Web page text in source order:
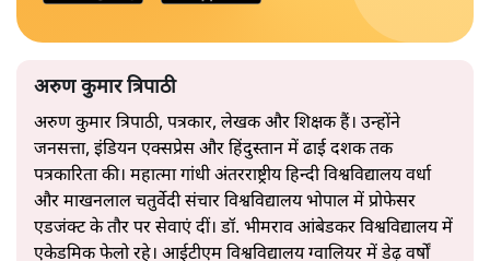
अरुण कुमार त्रिपाठी
अरुण कुमार त्रिपाठी, पत्रकार, लेखक और शिक्षक हैं। उन्होंने
जनसत्ता, इंडियन एक्सप्रेस और हिंदुस्तान में ढाई दशक तक
पत्रकारिता की। महात्मा गांधी अंतरराष्ट्रीय हिन्दी विश्वविद्यालय वर्धा
और माखनलाल चतुर्वेदी संचार विश्वविद्यालय भोपाल में प्रोफेसर
एडजंक्ट के तौर पर सेवाएं दीं। डॉ. भीमराव आंबेडकर विश्वविद्यालय में
एकेडमिक फेलो रहे। आईटीएम विश्वविद्यालय ग्वालियर में डेढ़ वर्षों